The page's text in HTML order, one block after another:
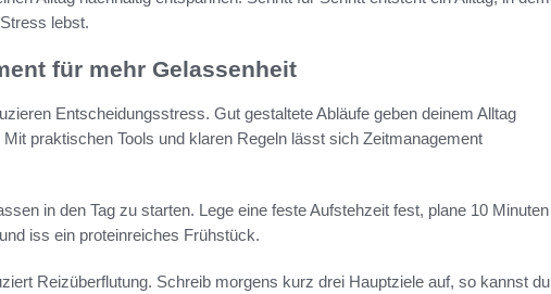
lebst.
für mehr Gelassenheit
Entscheidungsstress. Gut gestaltete Abläufe geben deinem Alltag
praktischen Tools und klaren Regeln lässt sich Zeitmanagement
in den Tag zu starten. Lege eine feste Aufstehzeit fest, plane 10 Minuten
iss ein proteinreiches Frühstück.
Reizüberflutung. Schreib morgens kurz drei Hauptziele auf, so kannst du